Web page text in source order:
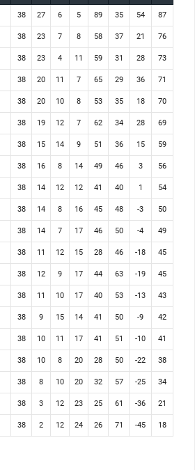
38 27 6 5 89 35 54 87
38 23 7 8 58 37 21 76
38 23 4 11 59 31 28 73
38 20 11 7 65 29 36 71
38 20 10 8 53 35 18 70
38 19 12 7 62 34 28 69
38 15 14 9 51 36 15 59
38 16 8 14 49 46 3 56
38 14 12 12 41 40 1 54
38 14 8 16 45 48 -3 50
38 14 7 17 46 50 -4 49
38 11 12 15 28 46 -18 45
38 12 9 17 44 63 -19 45
38 11 10 17 40 53 -13 43
38 9 15 14 41 50 -9 42
38 10 11 17 41 51 -10 41
38 10 8 20 28 50 -22 38
38 8 10 20 32 57 -25 34
38 3 12 23 25 61 -36 21
38 2 12 24 26 71 -45 18